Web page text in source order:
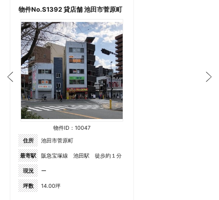
物件No.S1392 貸店舗 池田市菅原町
物件ID：10047
住所
池田市菅原町
最寄駅 阪急宝塚線 池田駅 徒歩約１分
現況 ー
坪数 14.00坪